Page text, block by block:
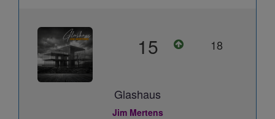
15 18
Glashaus
Jim Mertens